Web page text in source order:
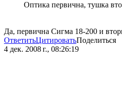
Оптика первична, тушка
Да, первична Сигма 18-200 и
ОтветитьЦитироватьПоделиться
4 дек. 2008 г., 08:26:19